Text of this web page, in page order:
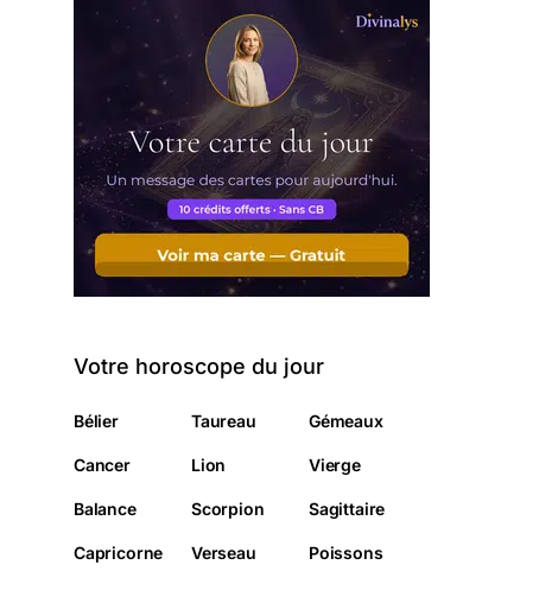
Votre horoscope du jour
Bélier Taureau Gémeaux
Cancer Lion Vierge
Balance Scorpion Sagittaire
Capricorne Verseau Poissons